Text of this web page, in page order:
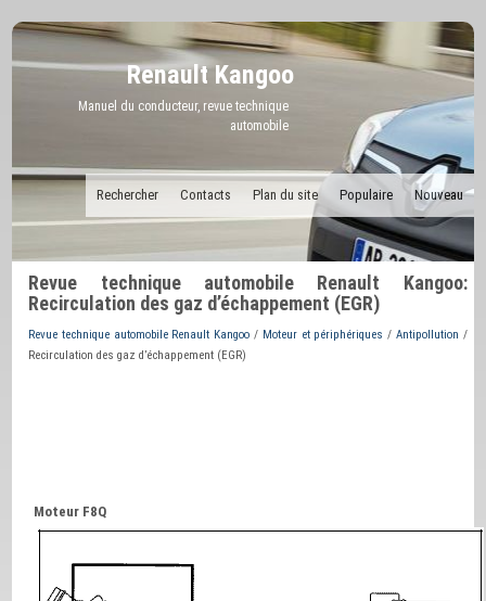
Renault Kangoo
Manuel du conducteur, revue technique
automobile
Nouveau
Populaire
Plan du site
Contacts
Rechercher
Revue technique automobile Renault Kangoo:
Recirculation des gaz d’échappement (EGR)
Revue technique automobile Renault Kangoo / Moteur et périphériques / Antipollution /
Recirculation des gaz d’échappement (EGR)
Moteur F8Q